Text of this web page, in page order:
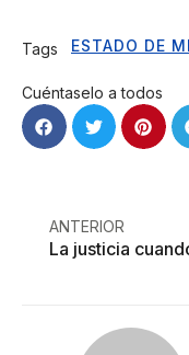
Tags ESTADO DE
Cuéntaselo a todos
ANTERIOR